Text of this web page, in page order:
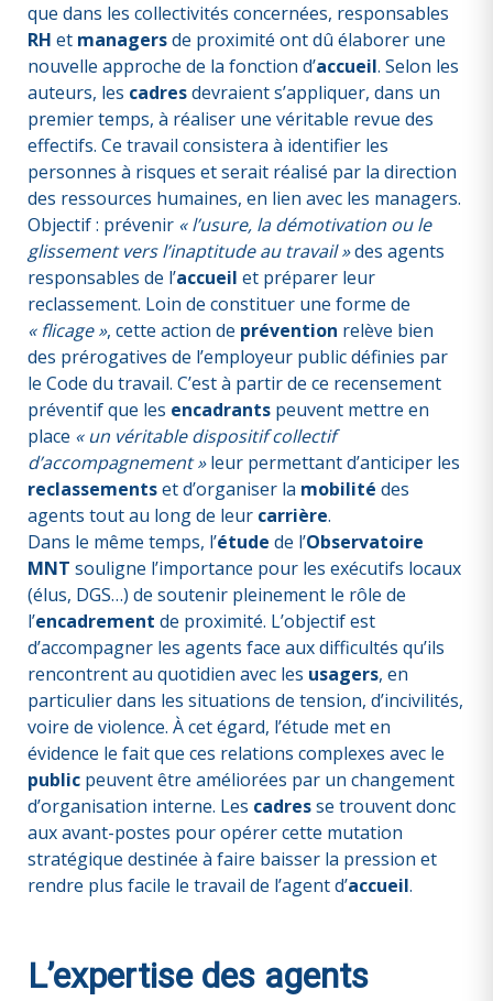
que dans les collectivités concernées, responsables
RH et managersde proximité ont dû élaborer une
nouvelle approche de la fonction d’accueil. Selon les
auteurs, les cadresdevraient s’appliquer, dans un
premier temps, à réaliser une véritable revue des
effectifs. Ce travail consistera à identifier les
personnes à risques et serait réalisé par la direction
des ressources humaines, en lien avec les managers.
Objectif : prévenir « l’usure, la démotivation ou le
glissement vers l’inaptitude au travail »des agents
responsables de l’accueil et préparer leur
reclassement. Loin de constituer une forme de
« flicage », cette action de prévention relève bien
des prérogatives de l’employeur public définies par
le Code du travail. C’est à partir de ce recensement
préventif que les encadrants peuvent mettre en
place « un véritable dispositif collectif
d’accompagnement »leur permettant d’anticiper les
reclassementset d’organiser la mobilité des
agents tout au long de leur carrière.
Dans le même temps, l’étude de l’Observatoire
MNT souligne l’importance pour les exécutifs locaux
(élus, DGS…) de soutenir pleinement le rôle de
l’encadrement de proximité. L’objectif est
d’accompagner les agents face aux difficultés qu’ils
rencontrent au quotidien avec les usagers, en
particulier dans les situations de tension, d’incivilités,
voire de violence. À cet égard, l’étude met en
évidence le fait que ces relations complexes avec le
public peuvent être améliorées par un changement
d’organisation interne. Les cadresse trouvent donc
aux avant-postes pour opérer cette mutation
stratégique destinée à faire baisser la pression et
rendre plus facile le travail de l’agent d’accueil.
L’expertise des agents